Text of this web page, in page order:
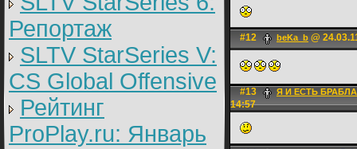
Репортаж
SLTV StarSeries V:
CS Global Offensive
Рейтинг
ProPlay.ru: Январь
#12 beKa_b @
#13 Я И ЕСТЬ
14:57